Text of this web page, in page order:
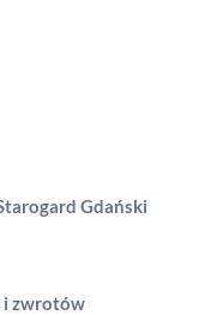
Gdański
i zwrotów